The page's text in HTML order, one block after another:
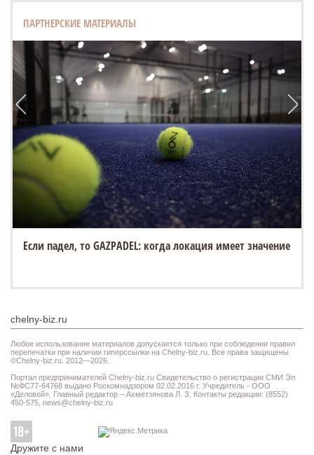
ПАРТНЕРСКИЕ МАТЕРИАЛЫ
Если падел, то GAZPADEL: когда локация имеет значение
chelny-biz.ru
Любое использование материалов допускается только при соблюдении правил
перепечатки при наличии гиперссылки на Chelny-biz.ru. Все права защищены
©Chelny-biz.ru. 2012—2026.
Портал предпринимателей Chelny-biz.ru Свидетельство о регистрации СМИ Эл
№ФС77-64768 выдано Роскомнадзором 02.02.2016 г. Учредитель - ООО
«Деловой». Главный редактор – Ахметзянова Л. З. Контакты редакции: (8552)
450-575, news@chelny-biz.ru
Дружите с нами